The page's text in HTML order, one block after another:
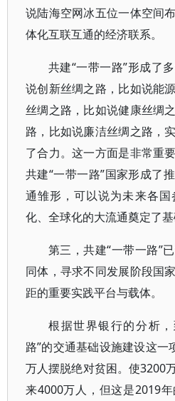
说陆海空网冰五位一体空间
体化互联互通的经济联系。
共建“一带一路”形成了
说创新丝绸之路，比如说能
丝绸之路，比如说健康丝绸
路，比如说廉洁丝绸之路，
了合力。这一方面是非常重
共建“一带一路”国家形成了
通雏形，可以说为未来各
化、全球化的大流通奠定了基
第三，共建“一带一路”
同体，寻求不同发展阶段国
距的重要实践平台与载体。
根据世界银行的分析
路”的交通基础设施建设这
万人摆脱绝对贫困。使3200
来4000万人，但这是2019